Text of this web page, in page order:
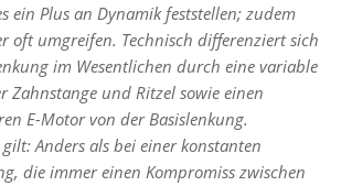
ein Plus an Dynamik feststellen; zudem
oft umgreifen. Technisch differenziert sich
im Wesentlichen durch eine variable
Zahnstange und Ritzel sowie einen
E-Motor von der Basislenkung.
Anders als bei einer konstanten
die immer einen Kompromiss zwischen